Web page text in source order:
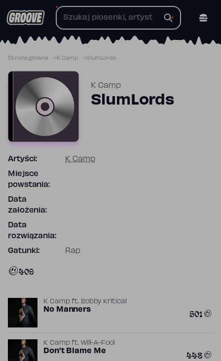
do
Strona główna K Camp SlumLords
K Camp
SlumLords
Artyści: K Camp
Miejsce
powstania:
Data
założenia:
Data
rozwiązania:
Gatunki: Rap
409
K Camp ft. Bobby Kritical
No Manners 501
K Camp ft. Will-A-Fool
Don't Blame Me 448